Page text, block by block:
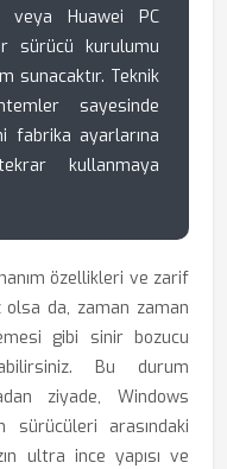
veya Huawei PC
sürücü kurulumu
sunacaktır. Teknik
sayesinde
fabrika ayarlarına
kullanmaya
özellikleri ve zarif
olsa da, zaman zaman
gibi sinir bozucu
Bu durum
ziyade, Windows
arasındaki
ultra ince yapısı ve